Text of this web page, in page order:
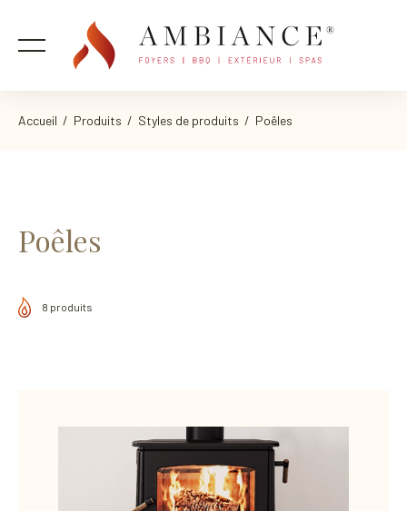
Accueil / Produits / Styles de produits / Poêles
Poêles
8 produits